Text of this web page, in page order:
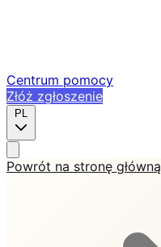
Centrum pomocy
Złóż zgłoszenie
PL
Powrót na stronę główną